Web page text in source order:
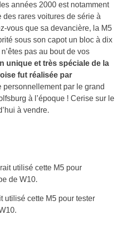
années 2000 est notamment
rares voitures de série à
vous que sa devancière, la M5
sous son capot un bloc à dix
pas au bout de vos
unique et très spéciale de la
fut réalisée par
personnellement par le grand
à l’époque ! Cerise sur le
à vendre.
utilisé cette M5 pour tester